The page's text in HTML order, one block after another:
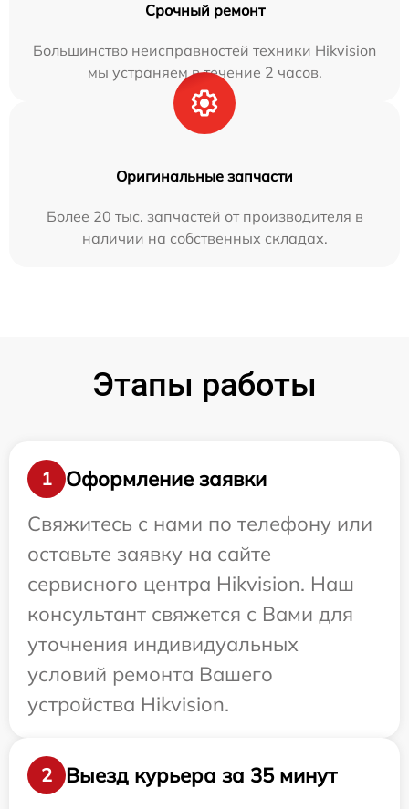
Срочный ремонт
Большинство неисправностей техники Hikvision
мы устраняем в течение 2 часов.
Оригинальные запчасти
Более 20 тыс. запчастей от производителя в
наличии на собственных складах.
Этапы работы
1
Оформление заявки
Свяжитесь с нами по телефону или
оставьте заявку на сайте
сервисного центра Hikvision. Наш
консультант свяжется с Вами для
уточнения индивидуальных
условий ремонта Вашего
устройства Hikvision.
2
Выезд курьера за 35 минут